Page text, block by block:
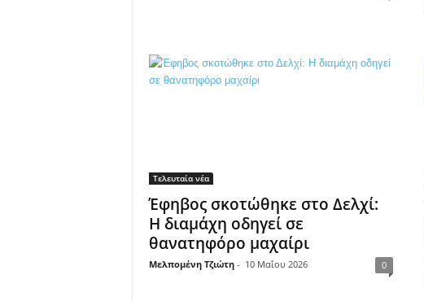
Τελευταία νέα
Έφηβος σκοτώθηκε στο Δελχί:
Η διαμάχη οδηγεί σε
θανατηφόρο μαχαίρι
Μελπομένη Τζιώτη - 10 Μαΐου 2026 0